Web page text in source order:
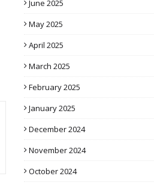
June 2025
May 2025
April 2025
March 2025
February 2025
January 2025
December 2024
November 2024
October 2024